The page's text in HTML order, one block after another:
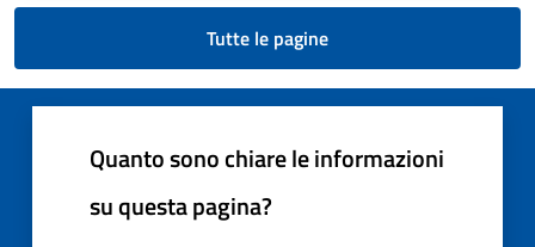
Tutte le pagine
Quanto sono chiare le informazioni
su questa pagina?